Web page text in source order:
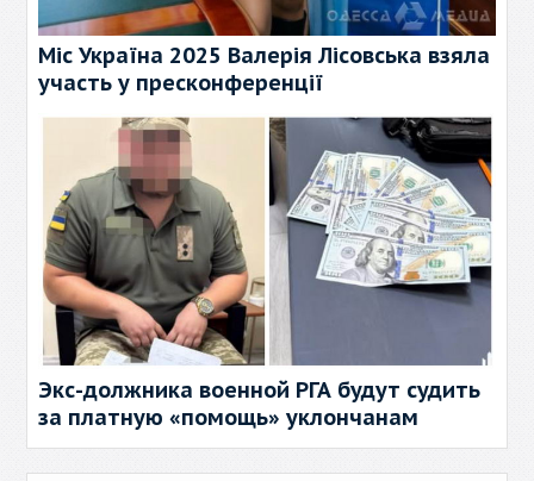
Міс Україна 2025 Валерія Лісовська взяла
участь у пресконференції
Экс-должника военной РГА будут судить
за платную «помощь» уклончанам